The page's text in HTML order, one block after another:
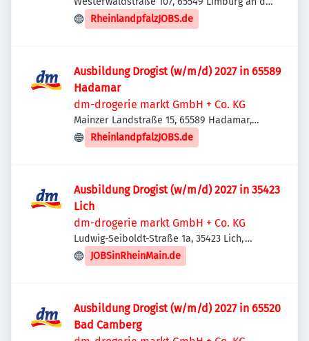
Lahn, Deutschland
RheinlandpfalzJOBS.de
Ausbildung Drogist (w/m/d) 2027 in 65589
Hadamar
dm-drogerie markt GmbH + Co. KG
Mainzer Landstraße 15, 65589 Hadamar,
Deutschland
RheinlandpfalzJOBS.de
Ausbildung Drogist (w/m/d) 2027 in 35423
Lich
dm-drogerie markt GmbH + Co. KG
Ludwig-Seiboldt-Straße 1a, 35423 Lich,
Deutschland
JOBSinRheinMain.de
Ausbildung Drogist (w/m/d) 2027 in 65520
Bad Camberg